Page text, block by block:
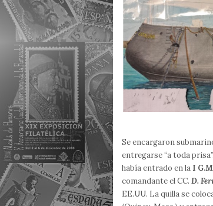
Se encargaron
entregarse “a toda
había entrado en la I G.M
comandante el CC. D.
EE.UU. La quilla se